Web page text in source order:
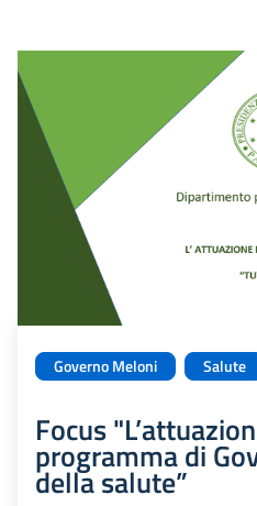
Governo Meloni Salute
Focus
programma di
della salute”